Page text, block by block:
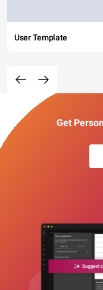
User Template
Get